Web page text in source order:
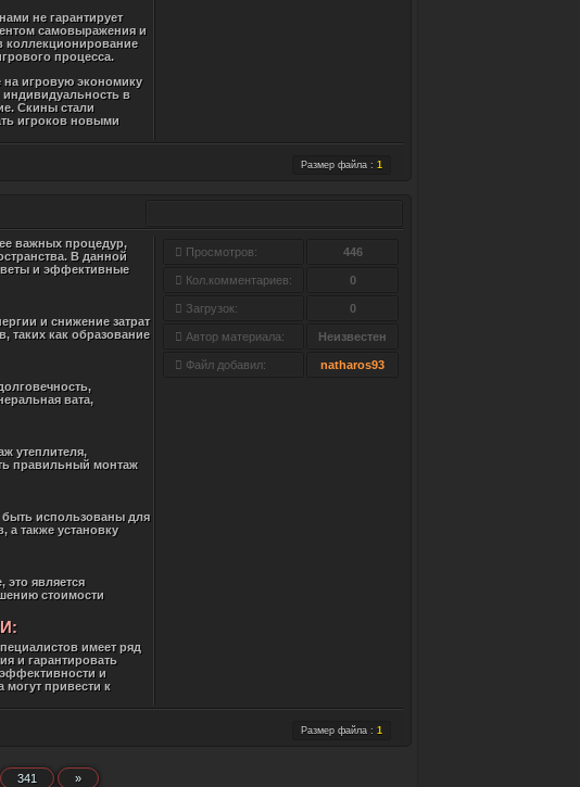
не гарантирует
самовыражения и
коллекционирование
процесса.
игровую экономику
индивидуальность в
Скины стали
игроков новыми
Размер файла : 1
важных процедур,
В данной
и эффективные
и снижение затрат
таких как образование
вата,
утеплителя,
правильный монтаж
быть использованы для
также установку
это является
стоимости
имеет ряд
и гарантировать
и
привести к
Просмотров: 446
Кол.комментариев: 0
Загрузок: 0
Автор материала: Неизвестен
Файл добавил: natharos93
Размер файла : 1
341 »